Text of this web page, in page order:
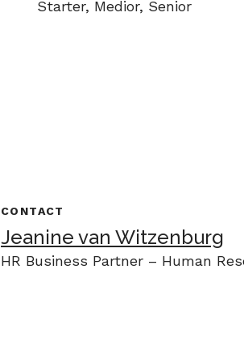
Starter, Medior, Senior
CONTACT
Jeanine van Witzenburg
HR Business Partner – Human